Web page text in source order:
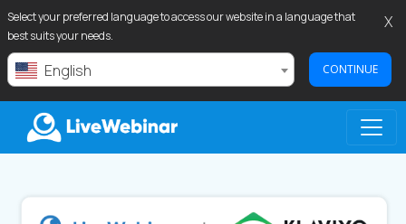
Select your preferred language to access our website in a language that
best suits your needs.
English CONTINUE
X
LIVEWEBINAR.COM